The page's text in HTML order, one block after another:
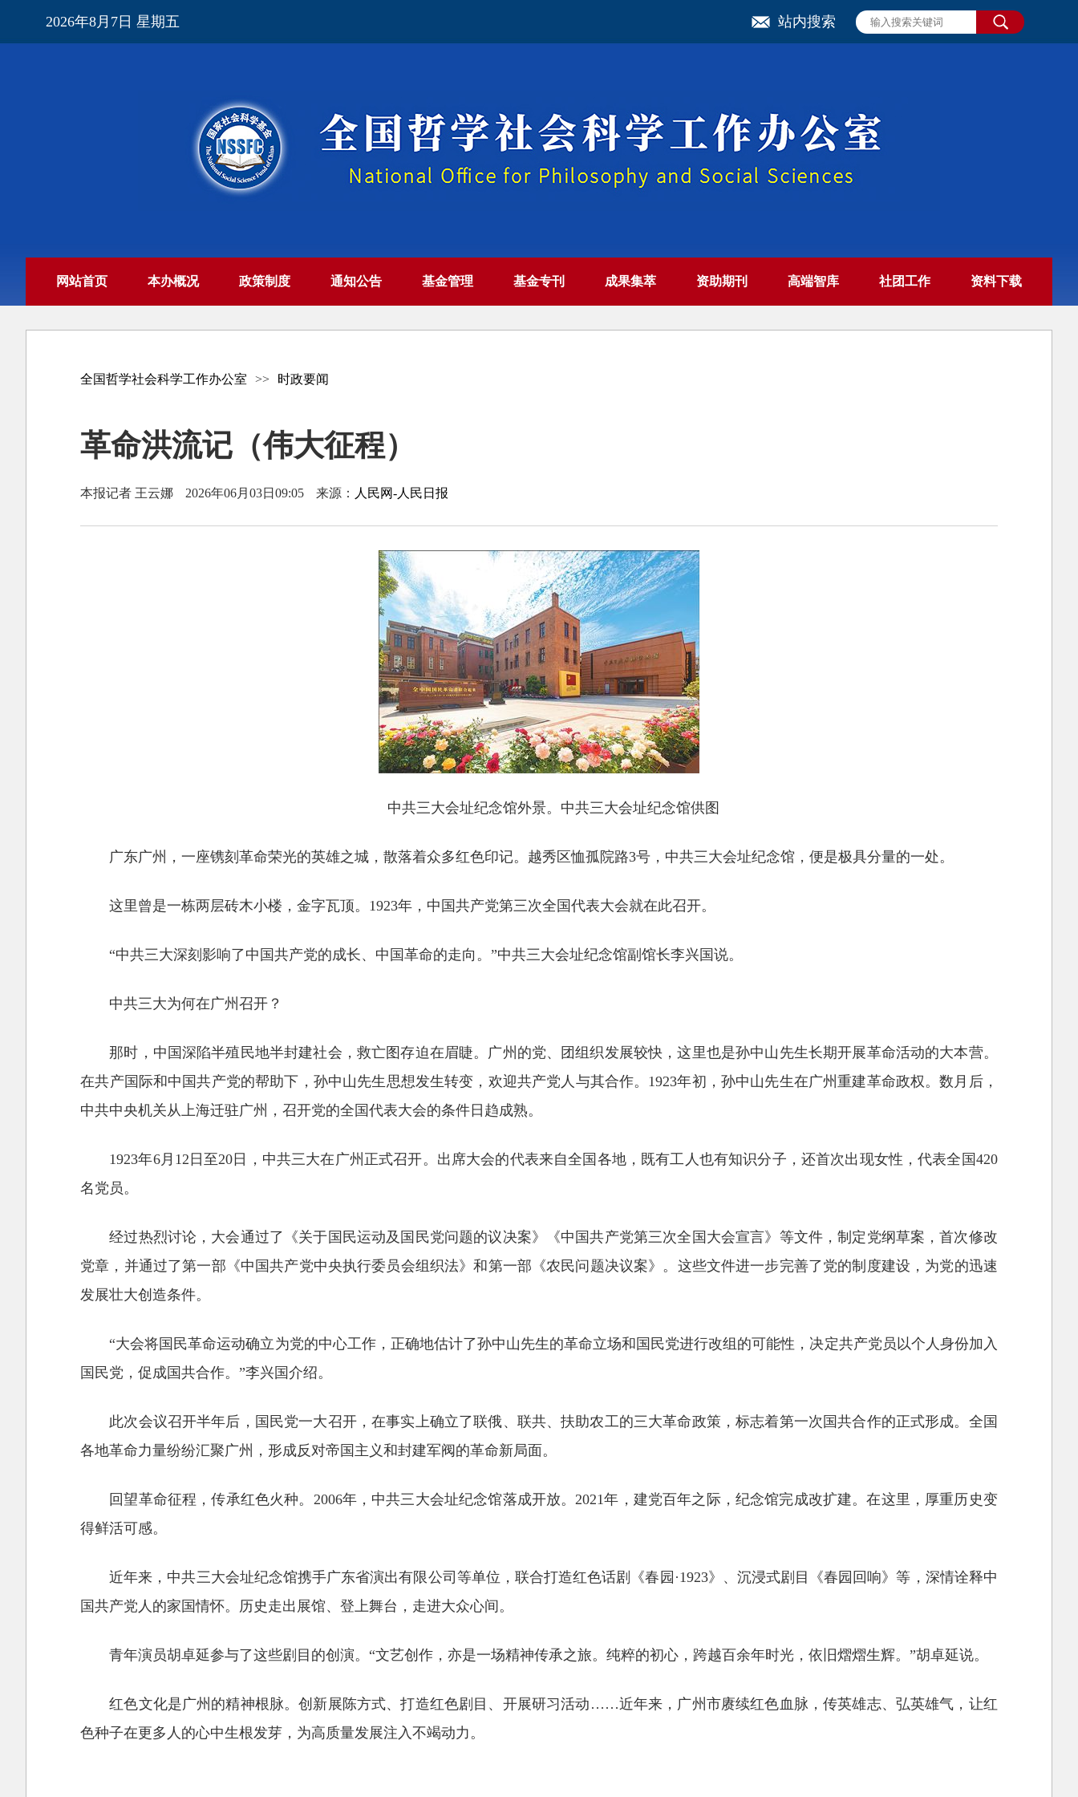
2026年8月7日 星期五 站内搜索
网站首页 本办概况 政策制度 通知公告 基金管理 基金专刊 成果集萃 资助期刊 高端智库 社团工作 资料下载
全国哲学社会科学工作办公室 >> 时政要闻
革命洪流记（伟大征程）
本报记者 王云娜 2026年06月03日09:05 来源： 人民网-人民日报
中共三大会址纪念馆外景。中共三大会址纪念馆供图
广东广州，一座镌刻革命荣光的英雄之城，散落着众多红色印记。越秀区恤孤院路3号，中共三大会址纪念馆，便是极具分量的一处。
这里曾是一栋两层砖木小楼，金字瓦顶。1923年，中国共产党第三次全国代表大会就在此召开。
“中共三大深刻影响了中国共产党的成长、中国革命的走向。”中共三大会址纪念馆副馆长李兴国说。
中共三大为何在广州召开？
那时，中国深陷半殖民地半封建社会，救亡图存迫在眉睫。广州的党、团组织发展较快，这里也是孙中山先生长期开展革命活动的大本营。
在共产国际和中国共产党的帮助下，孙中山先生思想发生转变，欢迎共产党人与其合作。1923年初，孙中山先生在广州重建革命政权。数月后，
中共中央机关从上海迁驻广州，召开党的全国代表大会的条件日趋成熟。
1923年6月12日至20日，中共三大在广州正式召开。出席大会的代表来自全国各地，既有工人也有知识分子，还首次出现女性，代表全国420
名党员。
经过热烈讨论，大会通过了《关于国民运动及国民党问题的议决案》《中国共产党第三次全国大会宣言》等文件，制定党纲草案，首次修改
党章，并通过了第一部《中国共产党中央执行委员会组织法》和第一部《农民问题决议案》。这些文件进一步完善了党的制度建设，为党的迅速
发展壮大创造条件。
“大会将国民革命运动确立为党的中心工作，正确地估计了孙中山先生的革命立场和国民党进行改组的可能性，决定共产党员以个人身份加入
国民党，促成国共合作。”李兴国介绍。
此次会议召开半年后，国民党一大召开，在事实上确立了联俄、联共、扶助农工的三大革命政策，标志着第一次国共合作的正式形成。全国
各地革命力量纷纷汇聚广州，形成反对帝国主义和封建军阀的革命新局面。
回望革命征程，传承红色火种。2006年，中共三大会址纪念馆落成开放。2021年，建党百年之际，纪念馆完成改扩建。在这里，厚重历史变
得鲜活可感。
近年来，中共三大会址纪念馆携手广东省演出有限公司等单位，联合打造红色话剧《春园·1923》、沉浸式剧目《春园回响》等，深情诠释中
国共产党人的家国情怀。历史走出展馆、登上舞台，走进大众心间。
青年演员胡卓延参与了这些剧目的创演。“文艺创作，亦是一场精神传承之旅。纯粹的初心，跨越百余年时光，依旧熠熠生辉。”胡卓延说。
红色文化是广州的精神根脉。创新展陈方式、打造红色剧目、开展研习活动……近年来，广州市赓续红色血脉，传英雄志、弘英雄气，让红
色种子在更多人的心中生根发芽，为高质量发展注入不竭动力。